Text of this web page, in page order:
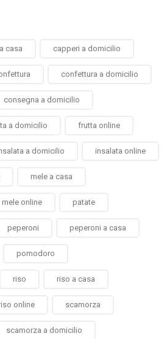
casa capperi a domicilio
confettura a domicilio
consegna a domicilio
a domicilio frutta online
a domicilio insalata online
mele a casa
mele online patate
peperoni peperoni a casa
pomodoro
riso riso a casa
online scamorza
scamorza a domicilio